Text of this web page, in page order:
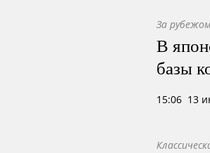
За
В
базы
15:06 13